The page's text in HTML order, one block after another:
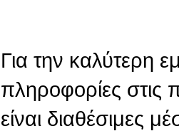
Για την καλύτερη
πληροφορίες στις
είναι διαθέσιμες